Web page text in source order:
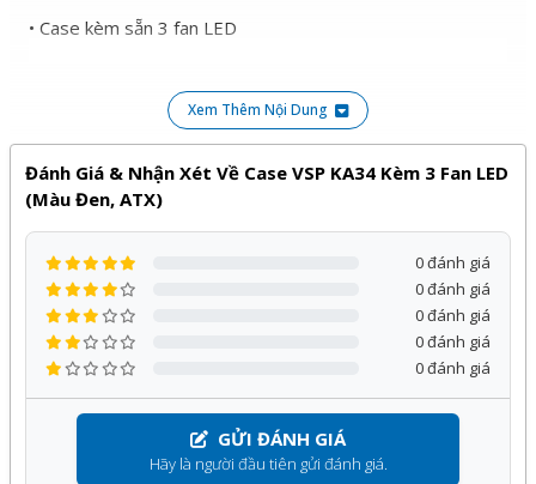
• Case kèm sẵn 3 fan LED
Quạt sau: 1x12cm (có Fan)
Quạt nguồn: 2x12cm (chưa Fan)
Case Size: L368*W216*H463mm
Carton Size: L505*W270*H430mm
Sản phẩmCase VSP KA34 Kèm 3 Fan LED (Màu Đen,
ATX)củaVSPphân phối bởi Kỹ Thuật Vtech được cam kết
chính hãng, giá tốt và bảo hành12 tháng
chương trình ưu đãi hấp dẫn khác.
Xem Thêm Nội Dung
Đánh Giá & Nhận Xét Về Case VSP KA34 Kèm 3 Fan LED
(Màu Đen, ATX)
GỬI ĐÁNH GIÁ
Hãy là người đầu tiên gửi đánh giá.
0 đánh giá
0 đánh giá
0 đánh giá
0 đánh giá
0 đánh giá